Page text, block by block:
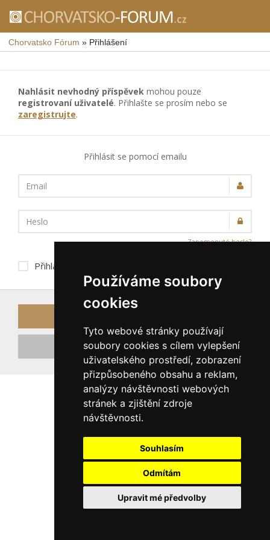
Používáme soubory
cookies
Tyto webové stránky používají
soubory cookies s cílem vylepšení
uživatelského prostředí, zobrazení
přizpůsobeného obsahu a reklam,
analýzy návštěvnosti webových
stránek a zjištění zdroje
návštěvnosti.
Souhlasím
Odmítám
Upravit mé předvolby
Chorvatsko Fórum » Přihlášení
Nahlásit nevhodný příspěvek mohou pouze
registrovaní uživatelé. Přihlašte se prosím nebo se
zaregistrujte.
Přihlásit se pomocí emailu
Email
Heslo
Zapomenuté heslo?
Přihlásit trvale na tomto zařízení
Registrovat nový účet